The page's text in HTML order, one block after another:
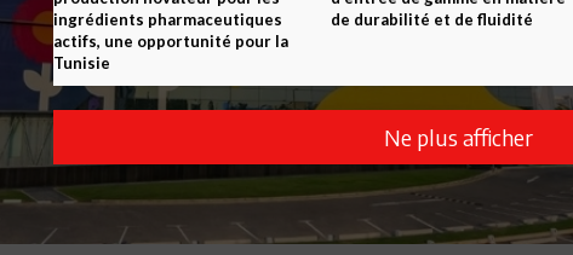
ingrédients pharmaceutiques
actifs, une opportunité pour la
Tunisie
de durabilité et de fluidité
Ne plus afficher